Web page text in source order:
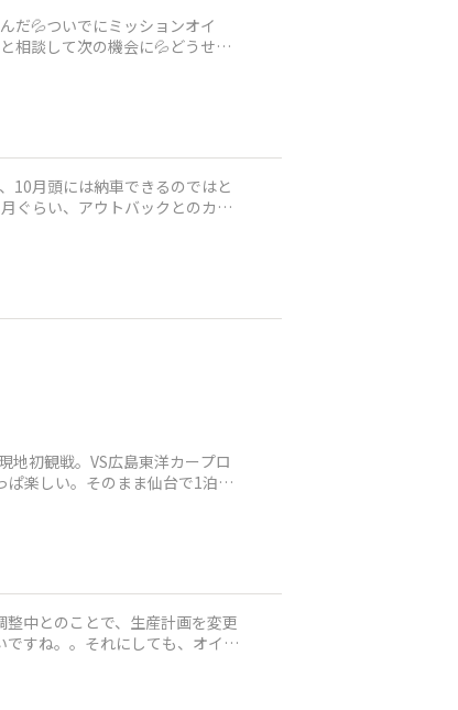
だ💦ついでにミッションオイ
相談して次の機会に💦どうせな
10月頭には納車できるのではと
ぐらい、アウトバックとのカー
地初観戦。VS広島東洋カープロ
楽しい。そのまま仙台で1泊し
中とのことで、生産計画を変更
すね。。それにしても、オイル